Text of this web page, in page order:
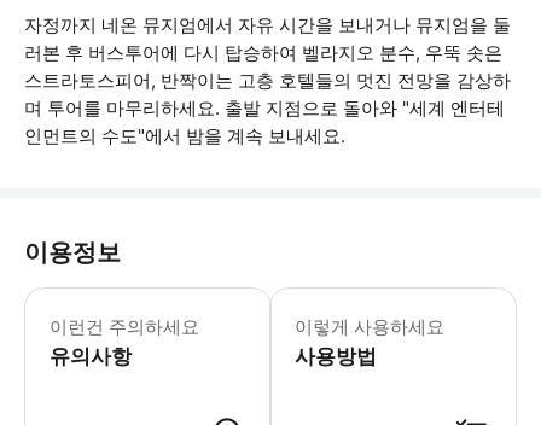
자정까지 네온 뮤지엄에서 자유 시간을 보내거나 뮤지엄을 둘
러본 후 버스투어에 다시 탑승하여 벨라지오 분수, 우뚝 솟은
스트라토스피어, 반짝이는 고층 호텔들의 멋진 전망을 감상하
며 투어를 마무리하세요. 출발 지점으로 돌아와 "세계 엔터테
인먼트의 수도"에서 밤을 계속 보내세요.
이용정보
이런건 주의하세요
유의사항
투어는 라스베이거스 스트립을 지나
이렇게 사용하세요
사용방법